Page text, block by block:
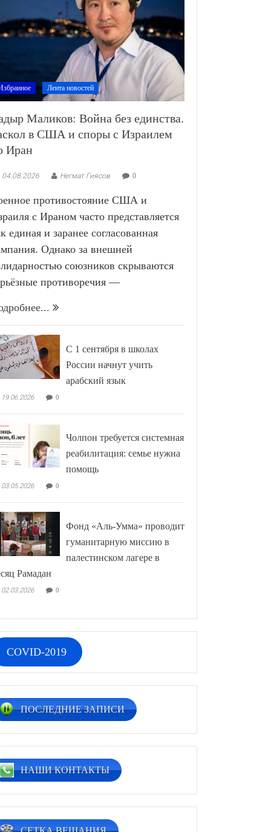
Лента новостей
Маликов: Война без единства.
в США и споры с Израилем
Иран
04.08.2026 Негмат Гиясов 0
противостояние США и
с Ираном часто представляется
единая и заранее согласованная
Однако за внешней
союзников скрываются
противоречия —
С 1 сентября в школах
России начнут учить
арабский язык
19.06.2026 0
Чолпон требуется системная
реабилитация: семье нужна
помощь
03.05.2026 0
Фонд «Аль-Умма» проводит
гуманитарную миссию в
палестинском лагере в
Рамадан
02.03.2026 0
COVID-2019
ПОСЛЕДНИЕ ЗАПИСИ
НАШИ КОНТАКТЫ